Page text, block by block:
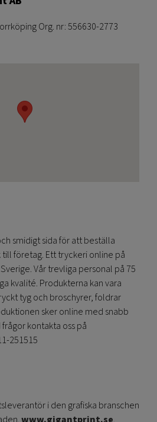
Org. nr: 556630-2773
smidigt sida för att beställa
företag. Ett tryckeri online på
Vår trevliga personal på 75
kvalité. Produkterna kan vara
tyg och broschyrer, foldrar
sker online med snabb
kontakta oss på
251515
i den grafiska branschen